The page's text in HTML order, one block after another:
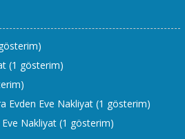
(1 gösterim)
Evden Eve Nakliyat (1 gösterim)
Nakliyat (1 gösterim)